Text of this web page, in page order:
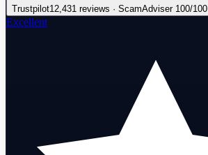
Trustpilot12,431 reviews · ScamAdviser 100/100
Excellent